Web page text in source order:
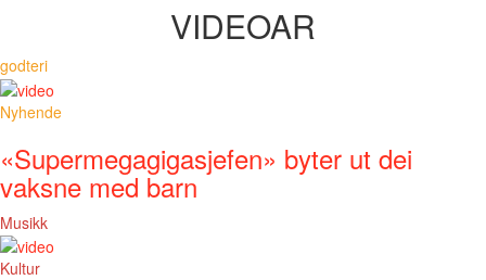
VIDEOAR
godteri
Nyhende
«Supermegagigasjefen» byter ut dei
vaksne med barn
Musikk
Kultur